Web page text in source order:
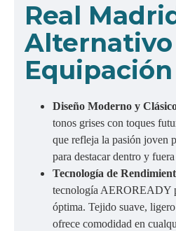
Real
Alternativo
Equipación
Diseño Moderno y
tonos grises con toques
que refleja la pasión joven
para destacar dentro y
Tecnología de
tecnología AEROREADY
óptima. Tejido suave,
ofrece comodidad en